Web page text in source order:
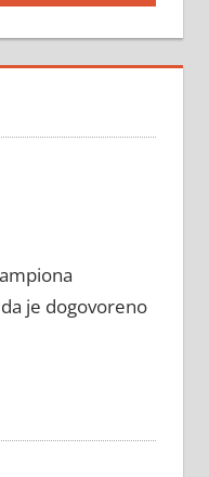
da je dogovoreno